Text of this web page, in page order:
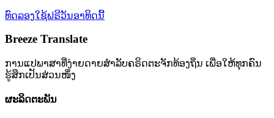
ທົດລອງໃຊ້ຟຣີວັນອາທິດນີ້
Breeze Translate
ການແປພາສາທີ່ງ່າຍດາຍສໍາລັບຄຣິດຕະຈັກທ້ອງຖິ່ນ ເພື່ອໃຫ້ທຸກຄົນ
ຮູ້ສຶກເປັນສ່ວນໜຶ່ງ
ຜະລິດຕະພັນ